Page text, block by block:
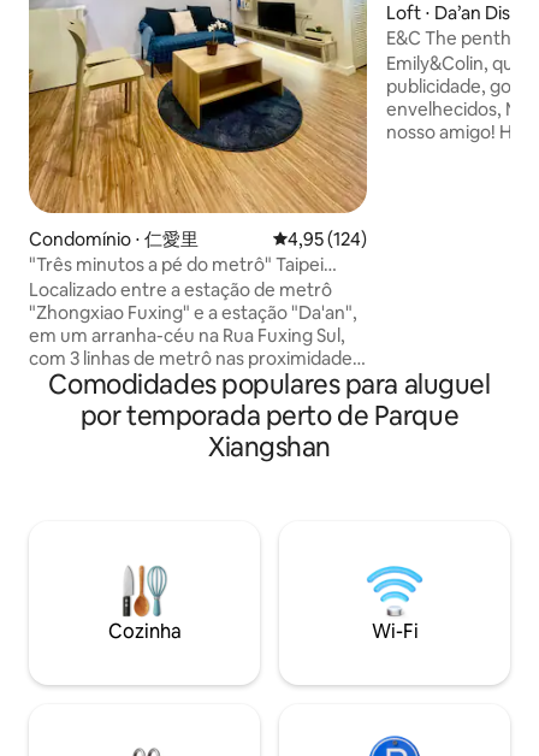
Condomínio ⋅ 仁愛里 4,95 de uma avaliação média de
4,95 (124)
"Três minutos a pé do metrô" Taipei
Zhongxiao Fuxing Distrito Leste Distrito
Da'an Suíte independente Taipei Da'an
Dist.
Localizado entre a estação de metrô
"Zhongxiao Fuxing" e a estação "Da'an",
em um arranha-céu na Rua Fuxing Sul,
com 3 linhas de metrô nas proximidades,
perto do distrito comercial de Dongqu,
distrito comercial Xinyi 101, Taipei Arena,
Taipei Arena, Parque Cultural Huashan,
distrito comercial Dongmen Yongkang;
próximo A delegacia de polícia fica no▣
andar de baixo, a segurança é boa Você
pode▣ caminhar até o Hospital Renai, o
Hospital Cathay, o Hospital Hongen e a
carro até o Hospital da Universidade de
emergência. Várias lojas de conveniência
Loft ⋅ Da’an
E&C The penthouse One minute MRT to
Taipei 101
Emily&Colin, que
publicidade,
envelhecidos,
nosso amigo!
Metro Tamsui
(cerca de 5 minutos a pé),
"Taipei 101"
District, National
Comodidades populares para aluguel
por temporada perto de Parque
Xiangshan
Cozinha Wi-Fi